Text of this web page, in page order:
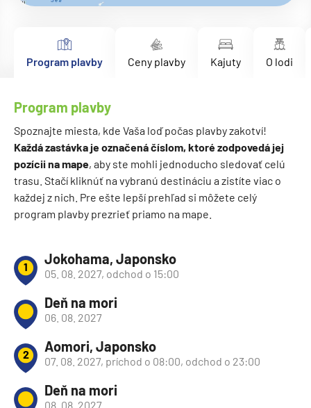
Program plavby Ceny plavby Kajuty O lodi
Program plavby
Spoznajte miesta, kde Vaša loď počas plavby zakotví!
Každá zastávka je označená číslom, ktoré zodpovedá jej
pozícii na mape, aby ste mohli jednoducho sledovať celú
trasu. Stačí kliknúť na vybranú destináciu a zistíte viac o
každej z nich. Pre ešte lepší prehľad si môžete celý
program plavby prezrieť priamo na mape.
1 Jokohama, Japonsko
05. 08. 2027, odchod o 15:00
Deň na mori
06. 08. 2027
2 Aomori, Japonsko
07. 08. 2027, príchod o 08:00, odchod o 23:00
Deň na mori
08. 08. 2027